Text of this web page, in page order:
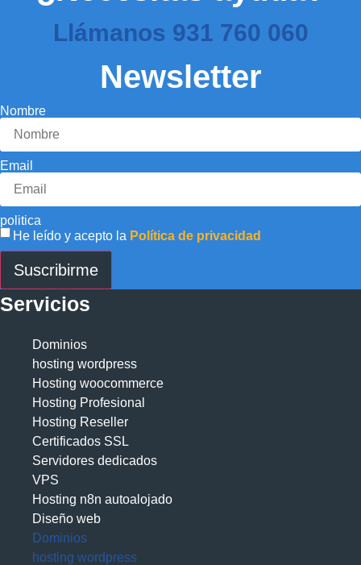
Llámanos 931 760 060
Newsletter
Nombre
Email
politica
He leído y acepto la Política de privacidad
Suscribirme
Servicios
Dominios
hosting wordpress
Hosting woocommerce
Hosting Profesional
Hosting Reseller
Certificados SSL
Servidores dedicados
VPS
Hosting n8n autoalojado
Diseño web
Dominios
hosting wordpress